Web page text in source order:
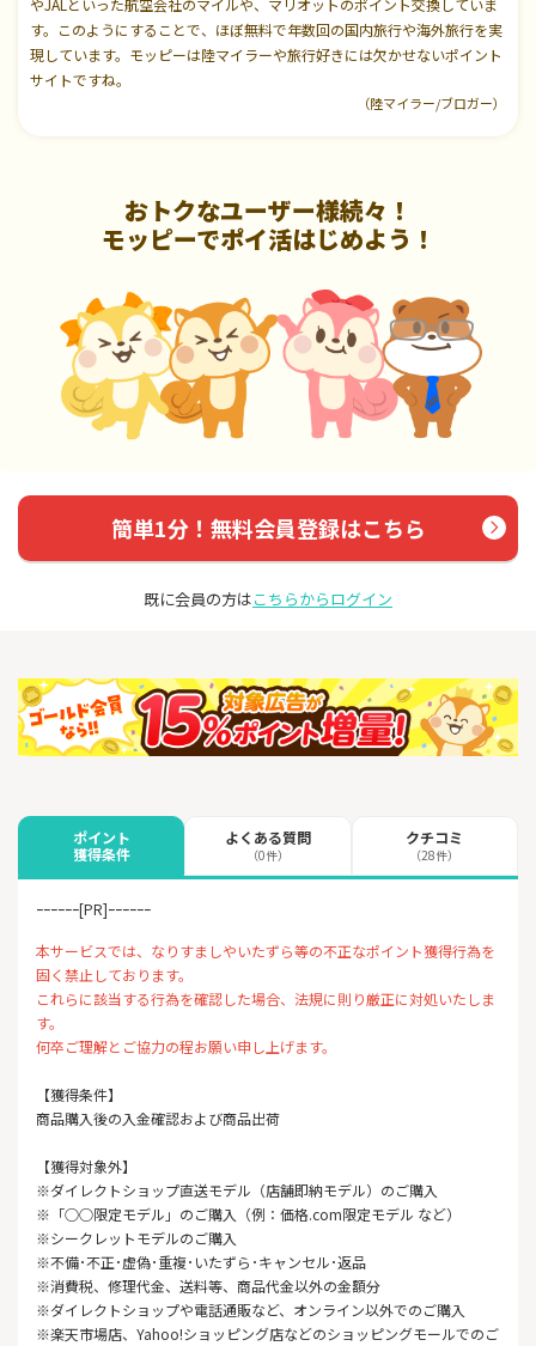
やJALといった航空会社のマイルや、マリオットのポイント交換していま
す。このようにすることで、ほぼ無料で年数回の国内旅行や海外旅行を実
現しています。モッピーは陸マイラーや旅行好きには欠かせないポイント
サイトですね。
（陸マイラー/ブロガー）
おトクなユーザー様続々！
モッピーでポイ活はじめよう！
簡単1分！無料会員登録はこちら
既に会員の方はこちらからログイン
ポイント
獲得条件
よくある質問
（0件）
クチコミ
（28件）
ｰｰｰｰｰｰ[PR]ｰｰｰｰｰｰ
本サービスでは、なりすましやいたずら等の不正なポイント獲得行為を
固く禁止しております。
これらに該当する行為を確認した場合、法規に則り厳正に対処いたしま
す。
何卒ご理解とご協力の程お願い申し上げます。
【獲得条件】
商品購入後の入金確認および商品出荷
【獲得対象外】
※ダイレクトショップ直送モデル（店舗即納モデル）のご購入
※「○○限定モデル」のご購入（例：価格.com限定モデル など）
※シークレットモデルのご購入
※不備･不正･虚偽･重複･いたずら･キャンセル･返品
※消費税、修理代金、送料等、商品代金以外の金額分
※ダイレクトショップや電話通販など、オンライン以外でのご購入
※楽天市場店、Yahoo!ショッピング店などのショッピングモールでのご